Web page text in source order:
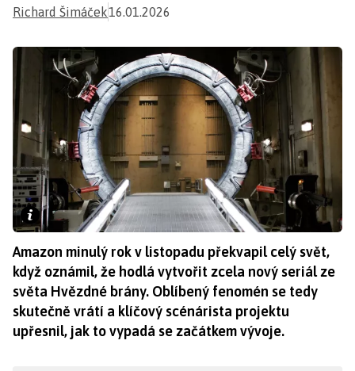
Richard Šimáček16.01.2026
Amazon minulý rok v listopadu překvapil celý svět,
když oznámil, že hodlá vytvořit zcela nový seriál ze
světa Hvězdné brány. Oblíbený fenomén se tedy
skutečně vrátí a klíčový scénárista projektu
upřesnil, jak to vypadá se začátkem vývoje.